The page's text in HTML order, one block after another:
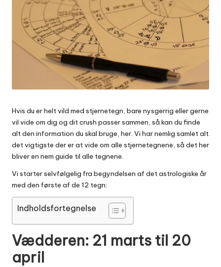
Hvis du er helt vild med stjernetegn, bare nysgerrig eller gerne
vil vide om dig og dit crush passer sammen, så kan du finde
alt den information du skal bruge, her. Vi har nemlig samlet alt
det vigtigste der er at vide om alle stjernetegnene, så det her
bliver en nem guide til alle tegnene.
Vi starter selvfølgelig fra begyndelsen af det astrologiske år
med den første af de 12 tegn:
Indholdsfortegnelse
Vædderen: 21 marts til 20
april